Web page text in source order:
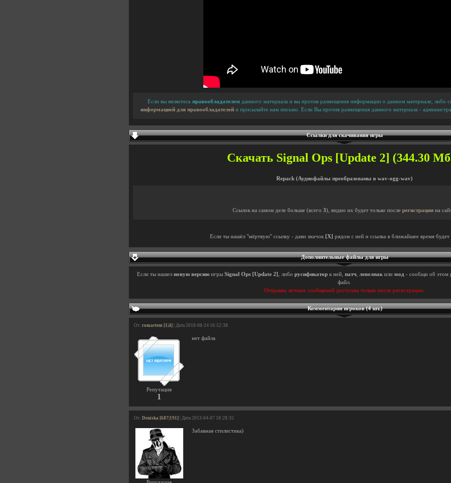
Если вы являетесь правообладателем данного материала и вы против размещения информации о данном материале, либо
информацией для правообладателей и присылайте нам письмо. Если Вы против размещения данного материала -
Ссылки для скачивания игры
Скачать Signal Ops [Update 2] (344.30
Repack (Аудиофайлы преобразованы в wav-ogg-wav)
Ссылок на самом деле больше (всего 3), видно их будет только после регистрациина
Если ты нашёл "мёртвую" ссылку - дави значок [X] рядом с ней и ссылка в ближайшее время будет
Дополнительные файлы для игры
Если ты нашел новую версию игры Signal Ops [Update 2] , либо русификатор к ней, патч левелпак или мод - сообщи об этом
файл.
Отправка личных сообщений доступна только после регистрации.
Комментарии игроков (4 шт.)
От: romartem [1|4] | Дата 2018-08-24 16:52:38
Репутация
1
нет файла
От: Deniska [687|191] | Дата 2013-04-07 18:28:35
Забавная стилистика)